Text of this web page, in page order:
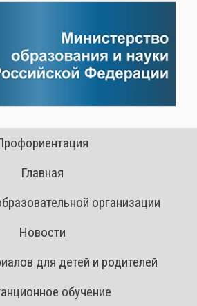
Главная
организации
Новости
для детей и родителей
обучение